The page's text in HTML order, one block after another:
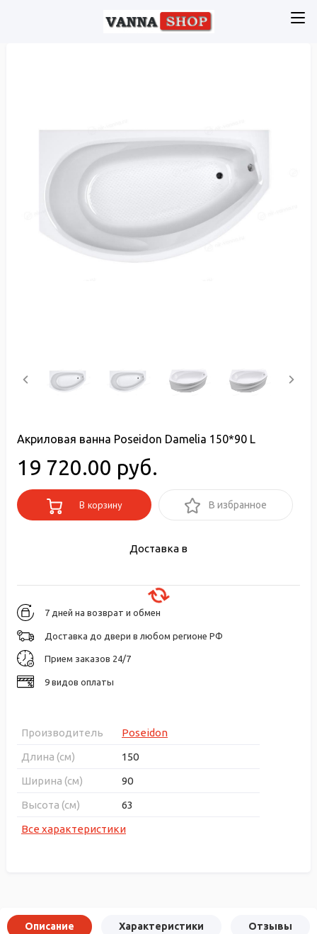
Акриловая ванна Poseidon Damelia 150*90 L
19 720.00 руб.
В корзину В избранное
Доставка в
7 дней на возврат и обмен
Доставка до двери в любом регионе РФ
Прием заказов 24/7
9 видов оплаты
Производитель
Poseidon
Длина (см)
150
Ширина (см)
90
Высота (см)
63
Все характеристики
Описание Характеристики Отзывы